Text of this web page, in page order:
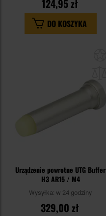
124,95 zł
DO KOSZYKA
Urządzenie powrotne UTG Buffer
H3 AR15 / M4
Wysyłka: w 24 godziny
329,00 zł